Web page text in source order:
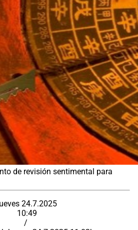
de revisión sentimental para
24.7.2025
10:49
/